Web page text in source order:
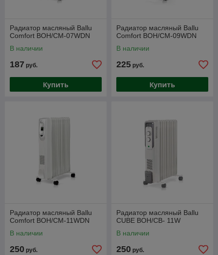
Радиатор масляный Ballu
Comfort BOH/CM-07WDN
В наличии
187 руб.
Купить
Радиатор масляный Ballu
Comfort BOH/CM-09WDN
В наличии
225 руб.
Купить
Радиатор масляный Ballu
Comfort BOH/CM-11WDN
В наличии
250 руб.
Радиатор масляный Ballu
CUBE BOH/СB- 11W
В наличии
250 руб.